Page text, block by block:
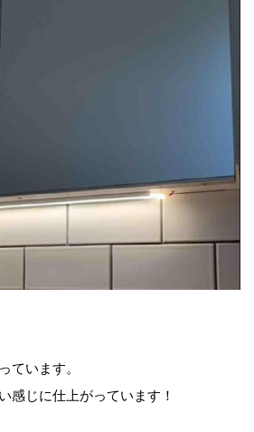
ています。
感じに仕上がっています！